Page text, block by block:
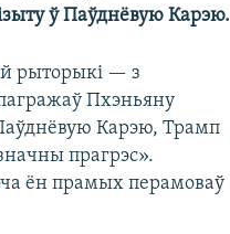
ў Паўднёвую Карэю.
рыторыкі — з
Пхэньяну
Карэю, Трамп
прагрэс».
ён прамых перамоваў